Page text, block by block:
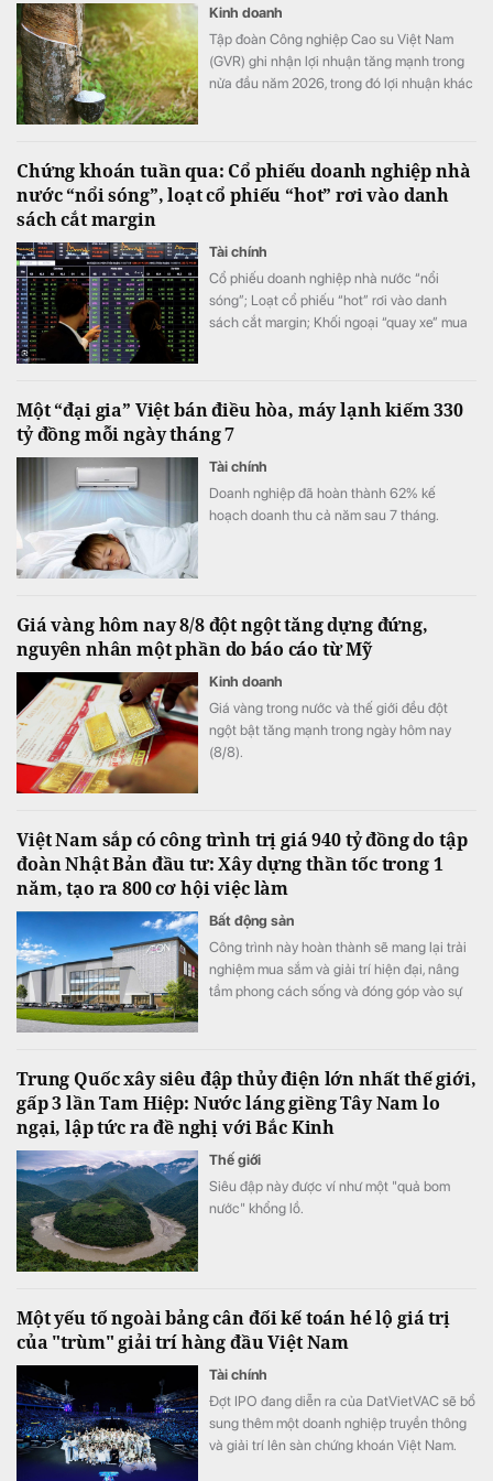
Kinh doanh
Tập đoàn Công nghiệp Cao su Việt Nam
(GVR) ghi nhận lợi nhuận tăng mạnh trong
nửa đầu năm 2026, trong đó lợi nhuận khác
khoa học và công nghệ của tập đoàn lên
hơn 1.710 tỷ đồng.
Chứng khoán tuần qua: Cổ phiếu doanh nghiệp nhà
nước “nổi sóng”, loạt cổ phiếu “hot” rơi vào danh
sách cắt margin
Tài chính
Cổ phiếu doanh nghiệp nhà nước “nổi
sóng”; Loạt cổ phiếu “hot” rơi vào danh
sách cắt margin; Khối ngoại “quay xe” mua
Một “đại gia” Việt bán điều hòa, máy lạnh kiếm 330
tỷ đồng mỗi ngày tháng 7
Tài chính
Doanh nghiệp đã hoàn thành 62% kế
hoạch doanh thu cả năm sau 7 tháng.
Giá vàng hôm nay 8/8 đột ngột tăng dựng đứng,
nguyên nhân một phần do báo cáo từ Mỹ
Kinh doanh
Giá vàng trong nước và thế giới đều đột
ngột bật tăng mạnh trong ngày hôm nay
(8/8).
Việt Nam sắp có công trình trị giá 940 tỷ đồng do tập
đoàn Nhật Bản đầu tư: Xây dựng thần tốc trong 1
năm, tạo ra 800 cơ hội việc làm
Bất động sản
Công trình này hoàn thành sẽ mang lại trải
nghiệm mua sắm và giải trí hiện đại, nâng
tầm phong cách sống và đóng góp vào sự
Trung Quốc xây siêu đập thủy điện lớn nhất thế giới,
gấp 3 lần Tam Hiệp: Nước láng giềng Tây Nam lo
ngại, lập tức ra đề nghị với Bắc Kinh
Thế giới
Siêu đập này được ví như một "quả bom
nước" khổng lồ.
Một yếu tố ngoài bảng cân đối kế toán hé lộ giá trị
của "trùm" giải trí hàng đầu Việt Nam
Tài chính
Đợt IPO đang diễn ra của DatVietVAC sẽ bổ
sung thêm một doanh nghiệp truyền thông
và giải trí lên sàn chứng khoán Việt Nam.